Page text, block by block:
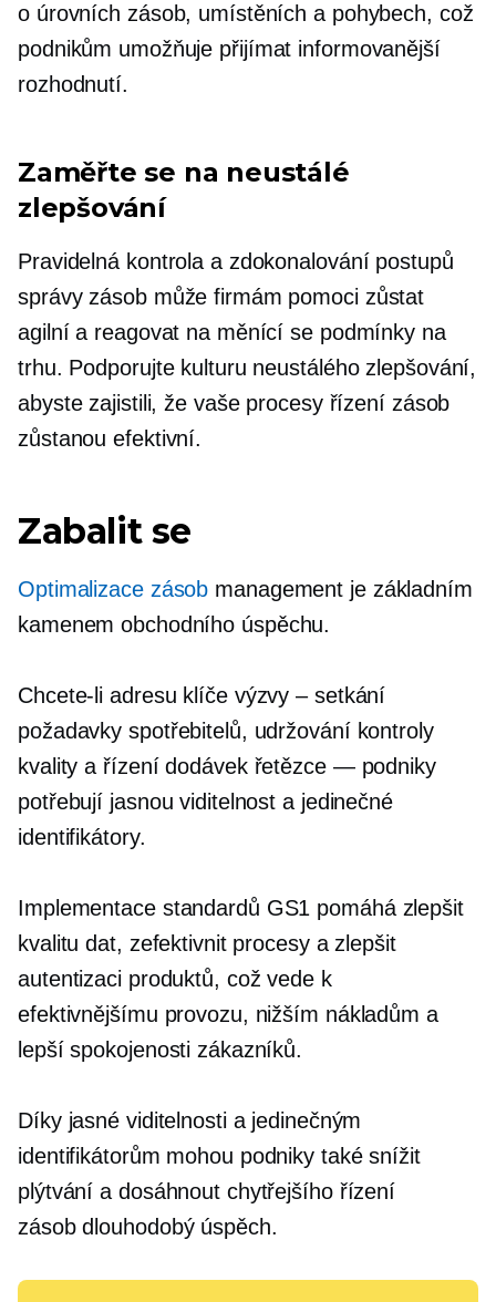
o úrovních zásob, umístěních a pohybech, což
podnikům umožňuje přijímat informovanější
rozhodnutí.
Zaměřte se na neustálé
zlepšování
Pravidelná kontrola a zdokonalování postupů
správy zásob může firmám pomoci zůstat
agilní a reagovat na měnící se podmínky na
trhu. Podporujte kulturu neustálého zlepšování,
abyste zajistili, že vaše procesy řízení zásob
zůstanou efektivní.
Zabalit se
Optimalizace zásob management je základním
kamenem obchodního úspěchu.
Chcete-li adresu klíče výzvy – setkání
požadavky spotřebitelů, udržování kontroly
kvality a řízení dodávek řetězce — podniky
potřebují jasnou viditelnost a jedinečné
identifikátory.
Implementace standardů GS1 pomáhá zlepšit
kvalitu dat, zefektivnit procesy a zlepšit
autentizaci produktů, což vede k
efektivnějšímu provozu, nižším nákladům a
lepší spokojenosti zákazníků.
Díky jasné viditelnosti a jedinečným
identifikátorům mohou podniky také snížit
plýtvání a dosáhnout chytřejšího řízení
zásobdlouhodobýúspěch.